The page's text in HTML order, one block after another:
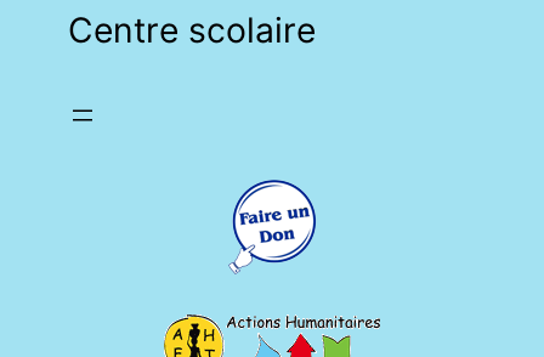
Centre scolaire